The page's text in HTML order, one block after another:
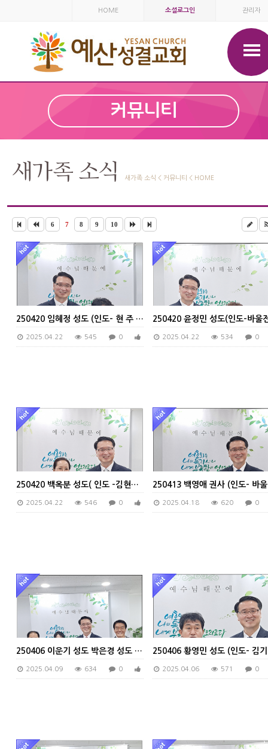
HOME 소셜로그인 관리자
커뮤니티
새가족 소식 새가족 소식 < 커뮤니티 < HOME
6 7 8 9 10
250420 임혜정 성도 (인도- 현 주 집사)
2025.04.22 545 0 2025.04.22 534 0
250420 백옥분 성도( 인도 -김현숙 집사)
2025.04.22 546 0 2025.04.18 620 0
250406 이운기 성도 박은경 성도 (인도- 바울전도단)
2025.04.09 634 0 2025.04.06 571 0